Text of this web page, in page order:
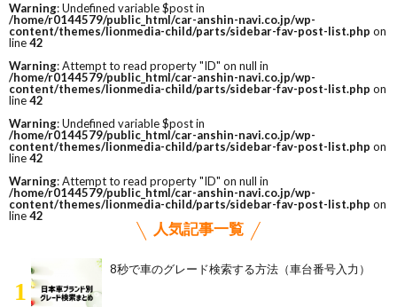
Warning: Undefined variable $post in
/home/r0144579/public_html/car-anshin-navi.co.jp/wp-
content/themes/lionmedia-child/parts/sidebar-fav-post-list.php on
line42
Warning: Attempt to read property "ID" on null in
/home/r0144579/public_html/car-anshin-navi.co.jp/wp-
content/themes/lionmedia-child/parts/sidebar-fav-post-list.php on
line42
Warning: Undefined variable $post in
/home/r0144579/public_html/car-anshin-navi.co.jp/wp-
content/themes/lionmedia-child/parts/sidebar-fav-post-list.php on
line42
Warning: Attempt to read property "ID" on null in
/home/r0144579/public_html/car-anshin-navi.co.jp/wp-
content/themes/lionmedia-child/parts/sidebar-fav-post-list.php on
line42
人気記事一覧
1
8秒で車のグレード検索する方法（車台番号入力）